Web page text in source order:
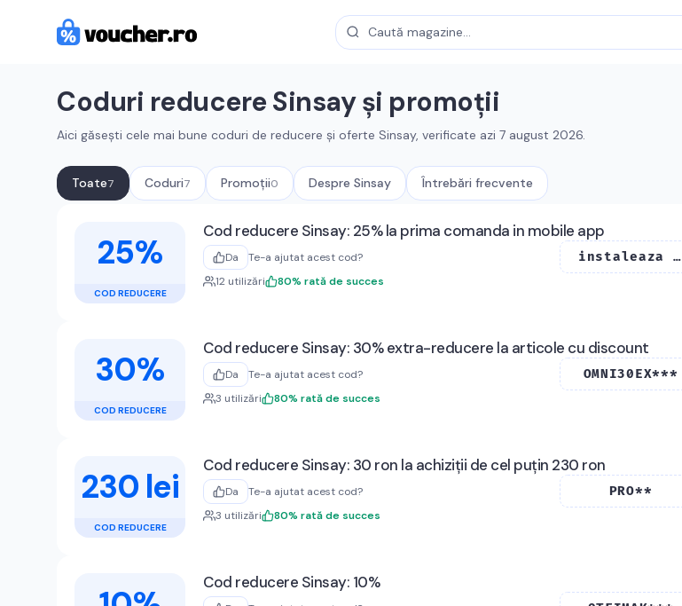
Coduri reducere Sinsayși promoții
Aici găsești cele mai bune coduri de reducere și oferte Sinsay, verificate azi 7 august 2026.
Toate7 Coduri7 Promoții0 Despre Sinsay Întrebări frecvente
25%
COD REDUCERE
Cod reducere Sinsay: 25% la prima comanda in mobile app
Da Te-a ajutat acest cod? instaleaza mob*******
12 utilizări 80% rată de succes
30%
COD REDUCERE
Cod reducere Sinsay: 30% extra-reducere la articole cu discount
Da Te-a ajutat acest cod? OMNI30EX***
3 utilizări 80% rată de succes
230 lei
COD REDUCERE
Cod reducere Sinsay: 30 ron la achiziții de cel puțin 230 ron
Da Te-a ajutat acest cod? PRO**
3 utilizări 80% rată de succes
Cod reducere Sinsay: 10%